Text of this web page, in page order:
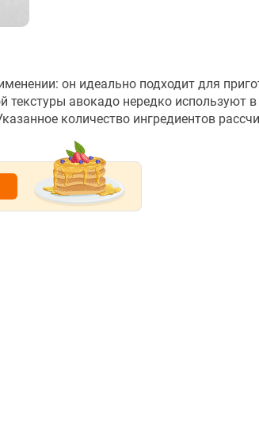
он идеально подходит для
текстуры авокадо нередко используют
количество ингредиентов